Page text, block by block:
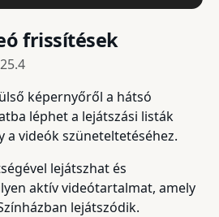
frissítések
képernyőről a hátsó
léphet a lejátszási listák
a videók szüneteltetéséhez.
lejátszhat és
aktív videótartalmat, amely
lejátszódik.